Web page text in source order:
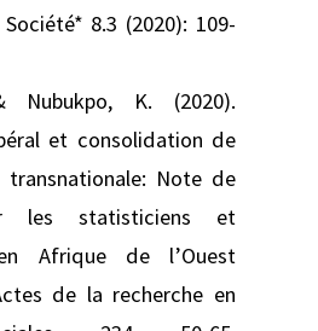
8.3 (2020): 109-
Nubukpo, K. (2020).
et consolidation de
transnationale: Note de
les statisticiens et
Afrique de l’Ouest
de la recherche en